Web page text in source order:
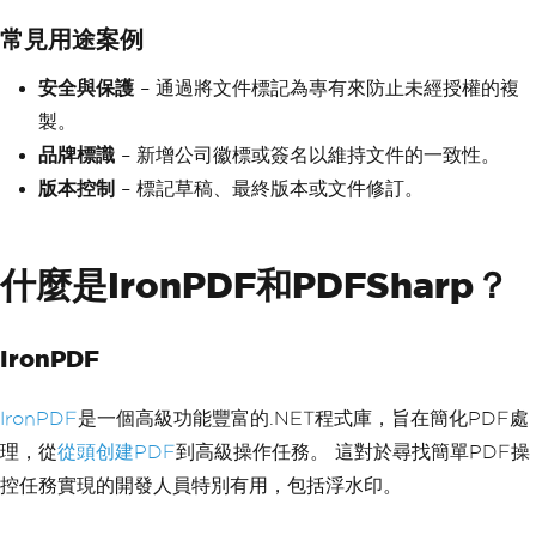
常見用途案例
安全與保護 – 通過將文件標記為專有來防止未經授權的複
製。
品牌標識 – 新增公司徽標或簽名以維持文件的一致性。
版本控制 – 標記草稿、最終版本或文件修訂。
什麼是IronPDF和PDFSharp？
IronPDF
IronPDF是一個高級功能豐富的.NET程式庫，旨在簡化PDF處
理，從從頭创建PDF到高級操作任務。 這對於尋找簡單PDF操
控任務實現的開發人員特別有用，包括浮水印。